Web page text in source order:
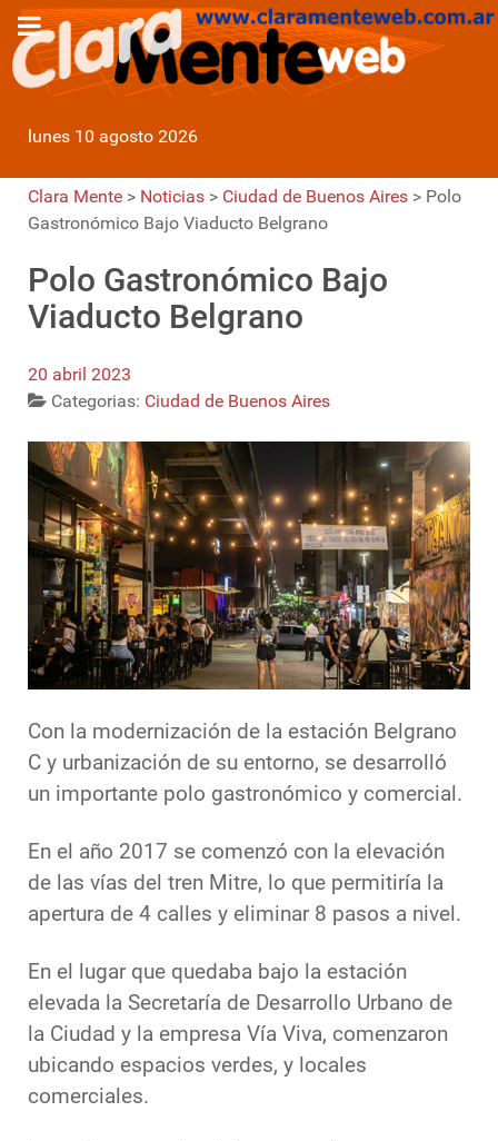
lunes 10 agosto 2026
Clara Mente > Noticias > Ciudad de Buenos Aires > Polo
Gastronómico Bajo Viaducto Belgrano
Polo Gastronómico Bajo
Viaducto Belgrano
20 abril 2023
Categorias: Ciudad de Buenos Aires
Con la modernización de la estación Belgrano
C y urbanización de su entorno, se desarrolló
un importante polo gastronómico y comercial.
En el año 2017 se comenzó con la elevación
de las vías del tren Mitre, lo que permitiría la
apertura de 4 calles y eliminar 8 pasos a nivel.
En el lugar que quedaba bajo la estación
elevada la Secretaría de Desarrollo Urbano de
la Ciudad y la empresa Vía Viva, comenzaron
ubicando espacios verdes, y locales
comerciales.